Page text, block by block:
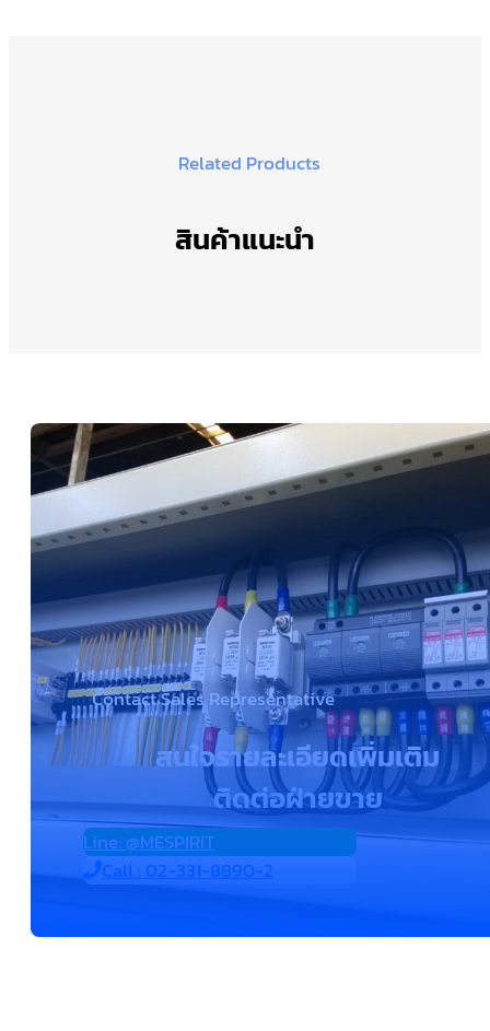
Related Products
สินค้าแนะนำ
Contact Sales Representative
สนใจรายละเอียดเพิ่มเติม
ติดต่อฝ่ายขาย
Line: @MESPIRIT
Call : 02-331-8890-2